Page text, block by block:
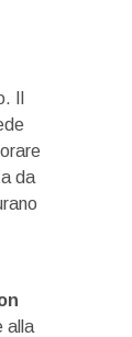
Il
da
alla